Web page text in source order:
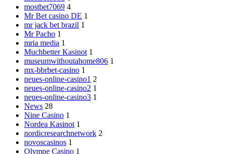
mostbet7069 4
Mr Bet casino DE 1
mr jack bet brazil 1
Mr Pacho 1
mria media 1
Muchbetter Kasinot 1
museumwithoutahome806 1
mx-bbrbet-casino 1
neues-online-casino1 2
neues-online-casino2 1
neues-online-casino3 1
News 28
Nine Casino 1
Nordea Kasinot 1
nordicresearchnetwork 2
novoscasinos 1
Olympe Casino 1